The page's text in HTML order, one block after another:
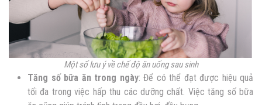
Một số lưu ý về chế độ ăn uống sau sinh
Tăng số bữa ăn trong ngày: Để có thể đạt được hiệu quả
tối đa trong việc hấp thu các dưỡng chất. Việc tăng số bữa